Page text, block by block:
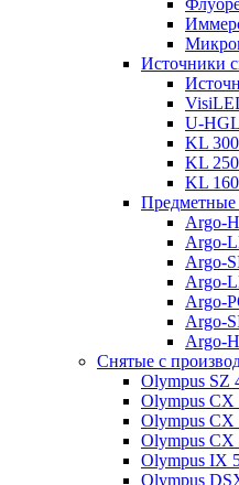
Источники
U-
KL
KL
KL
Argo-
Argo-
Argo-
Argo-
Argo-
Argo-
Argo-
Снятые с
Olympus SZ
Olympus CX
Olympus CX
Olympus CX
Olympus IX
Olympus